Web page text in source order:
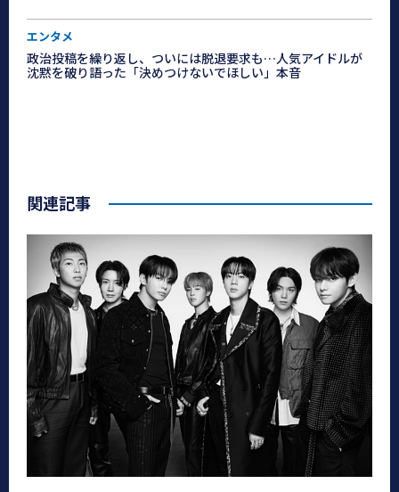
エンタメ
政治投稿を繰り返し、ついには脱退要求も…人気アイドルが
沈黙を破り語った「決めつけないでほしい」本音
関連記事